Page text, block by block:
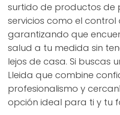
surtido de productos
servicios como el control
garantizando que
salud a tu medida sin
lejos de casa. Si buscas
Lleida que combine
profesionalismo y
opción ideal para ti y tu